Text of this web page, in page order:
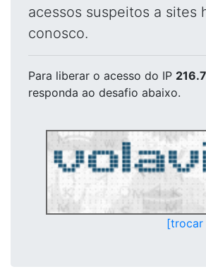
acessos suspeitos a sites
conosco.
Para liberar o acesso do IP
responda ao desafio abaixo.
[trocar